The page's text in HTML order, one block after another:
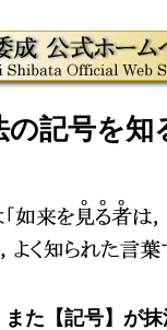
の記号を
た【記号】が